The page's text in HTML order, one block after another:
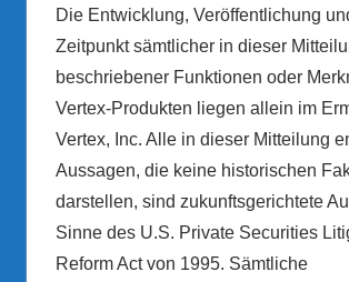
Die Entwicklung, Veröffentlichung
Zeitpunkt sämtlicher in dieser
beschriebener Funktionen oder
Vertex-Produkten liegen allein im
Vertex, Inc. Alle in dieser Mitteilung
Aussagen, die keine historischen
darstellen, sind zukunftsgerichtete
Sinne des U.S. Private Securities
Reform Act von 1995. Sämtliche